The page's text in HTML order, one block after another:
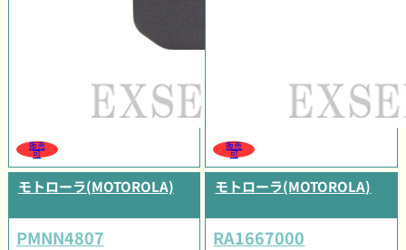
販売
可
販売
可
モトローラ(MOTOROLA)
PMNN4807
モトローラ(MOTOROLA)
RA1667000